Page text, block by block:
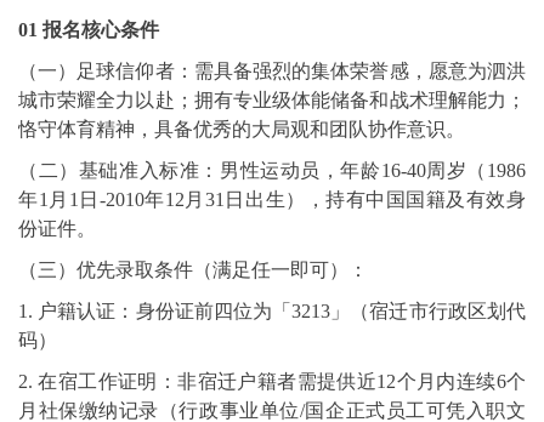
01 报名核心条件
（一）足球信仰者：需具备强烈的集体荣誉感，愿意为泗洪
城市荣耀全力以赴；拥有专业级体能储备和战术理解能力；
恪守体育精神，具备优秀的大局观和团队协作意识。
（二）基础准入标准：男性运动员，年龄16-40周岁（1986
年1月1日-2010年12月31日出生），持有中国国籍及有效身
份证件。
（三）优先录取条件（满足任一即可）：
1. 户籍认证：身份证前四位为「3213」（宿迁市行政区划代
码）
2. 在宿工作证明：非宿迁户籍者需提供近12个月内连续6个
月社保缴纳记录（行政事业单位/国企正式员工可凭入职文